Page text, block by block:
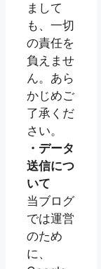
まして
も、一切
の責任を
負えませ
ん。あら
かじめご
了承くだ
さい。
・データ
送信につ
いて
当ブログ
では運営
のため
に、